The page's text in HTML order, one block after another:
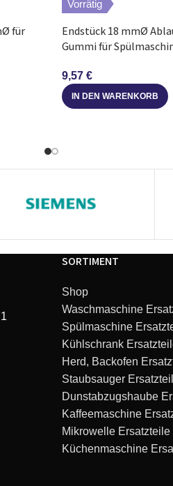
für
Vorrätig
Endstück 18 mmØ
Gummi für
9,57 €
IN DEN WARENKORB
SORTIMENT
Shop
Waschmaschine
Spülmaschine
Kühlschrank
Herd, Backofen
Staubsauger
Dunstabzugshaube
Kaffeemaschine
Mikrowelle Ersatzteile
Küchenmaschine